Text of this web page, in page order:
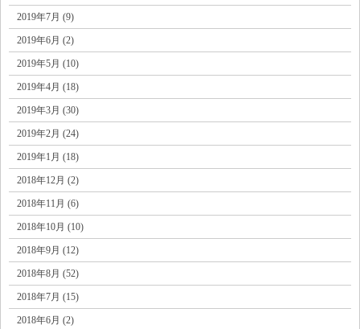
2019年7月 (9)
2019年6月 (2)
2019年5月 (10)
2019年4月 (18)
2019年3月 (30)
2019年2月 (24)
2019年1月 (18)
2018年12月 (2)
2018年11月 (6)
2018年10月 (10)
2018年9月 (12)
2018年8月 (52)
2018年7月 (15)
2018年6月 (2)